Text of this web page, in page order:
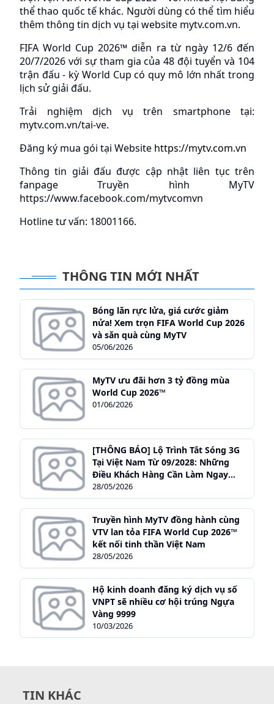
thể thao quốc tế khác. Người dùng có thể tìm hiểu
thêm thông tin dịch vụ tại website mytv.com.vn.
FIFA World Cup 2026™ diễn ra từ ngày 12/6 đến
20/7/2026 với sự tham gia của 48 đội tuyển và 104
trận đấu - kỳ World Cup có quy mô lớn nhất trong
lịch sử giải đấu.
Trải nghiệm dịch vụ trên smartphone tại:
mytv.com.vn/tai-ve.
Đăng ký mua gói tại Website https://mytv.com.vn
Thông tin giải đấu được cập nhật liên tục trên
fanpage Truyền hình MyTV
https://www.facebook.com/mytvcomvn
Hotline tư vấn: 18001166.
THÔNG TIN MỚI NHẤT
Bóng lăn rực lửa, giá cước giảm
nửa! Xem trọn FIFA World Cup 2026
và săn quà cùng MyTV
05/06/2026
MyTV ưu đãi hơn 3 tỷ đồng mùa
World Cup 2026™
01/06/2026
[THÔNG BÁO] Lộ Trình Tắt Sóng 3G
Tại Việt Nam Từ 09/2028: Những
Điều Khách Hàng Cần Làm Ngay
Hôm Nay
28/05/2026
Truyền hình MyTV đồng hành cùng
VTV lan tỏa FIFA World Cup 2026™
kết nối tinh thần Việt Nam
28/05/2026
Hộ kinh doanh đăng ký dịch vụ số
VNPT sẽ nhiều cơ hội trúng Ngựa
Vàng 9999
10/03/2026
TIN KHÁC